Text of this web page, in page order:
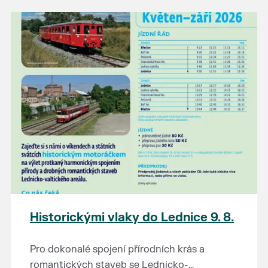
Prodejce prosíme tradičně o příchod 30
minut před začátkem, aby si vše na
prodejních místech stihli přichystat. Pokud
plánujete přijít a chcete rezervovat prodejní
místo, potvrďte prosím účast přes email
petr.vlasak@breclav.eu nebo zde v události,
ať víme, s kolika lidmi máme počítat. Počet
prodejních míst je omezen.
Těšíme se jako vždy!
Historickými vlaky do Lednice 9. 8.
Pro dokonalé spojení přírodních krás a
romantických staveb se Lednicko-